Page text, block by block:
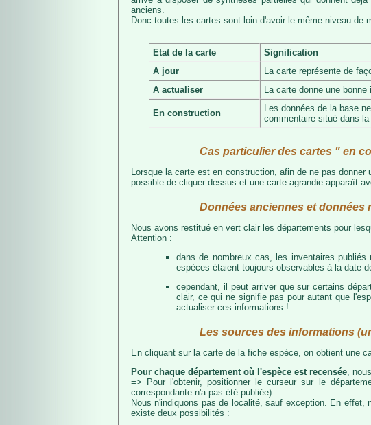
anciens.
Donc toutes les cartes sont loin d'avoir le même niveau
Etat de la carte
Signification
A jour
La carte représente de
A actualiser
La carte donne une
En construction
Les données de la base
commentaire situé dans
Cas particulier des cartes " en
Lorsque la carte est en construction, afin de ne pas
possible de cliquer dessus et une carte agrandie apparaît
Données anciennes et données
Nous avons restitué en vert clair les départements pour
Attention :
dans de nombreux cas, les inventaires
espèces étaient toujours observables à la date
cependant, il peut arriver que sur certains
clair, ce qui ne signifie pas pour autant que
actualiser ces informations !
Les sources des informations
En cliquant sur la carte de la fiche espèce, on obtient une
Pour chaque département où l'espèce est recensée ,
=> Pour l'obtenir, positionner le curseur sur le
correspondante n'a pas été publiée).
Nous n'indiquons pas de localité, sauf exception. En effet,
existe deux possibilités :